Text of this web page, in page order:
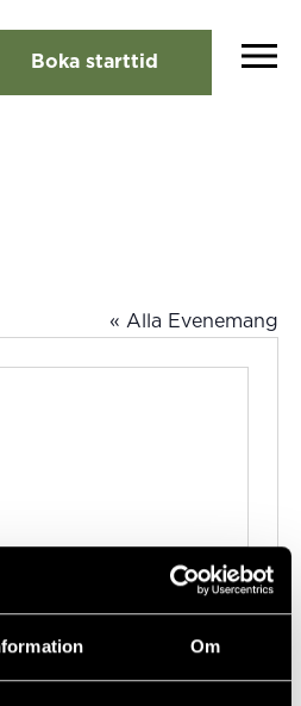
Om
Boka starttid
« Alla Evenemang